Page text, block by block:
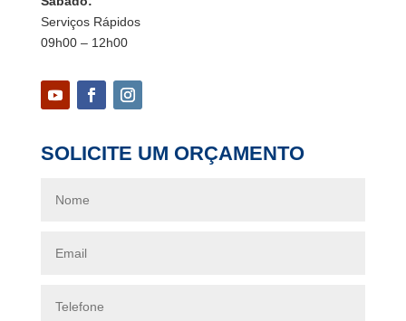
Serviços Rápidos
09h00 – 12h00
SOLICITE UM ORÇAMENTO